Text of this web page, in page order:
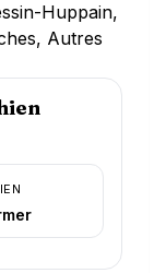
Huppain,
Autres